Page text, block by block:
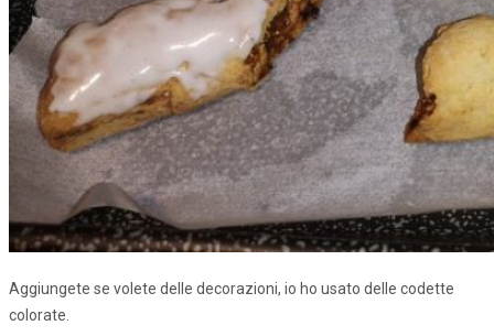
Aggiungete se volete delle decorazioni, io ho usato delle codette
colorate.